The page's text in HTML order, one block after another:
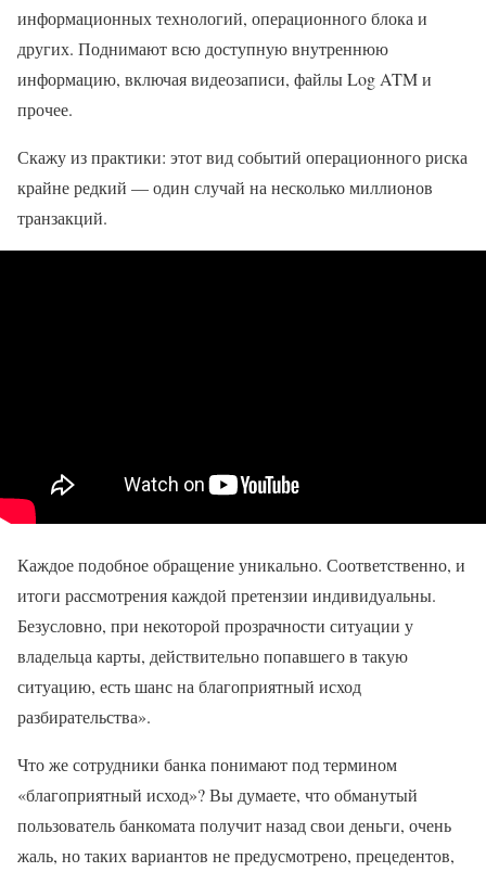
информационных технологий, операционного блока и
других. Поднимают всю доступную внутреннюю
информацию, включая видеозаписи, файлы Log ATM и
прочее.
Скажу из практики: этот вид событий операционного риска
крайне редкий — один случай на несколько миллионов
транзакций.
Каждое подобное обращение уникально. Соответственно, и
итоги рассмотрения каждой претензии индивидуальны.
Безусловно, при некоторой прозрачности ситуации у
владельца карты, действительно попавшего в такую
ситуацию, есть шанс на благоприятный исход
разбирательства».
Что же сотрудники банка понимают под термином
«благоприятный исход»? Вы думаете, что обманутый
пользователь банкомата получит назад свои деньги, очень
жаль, но таких вариантов не предусмотрено, прецедентов,